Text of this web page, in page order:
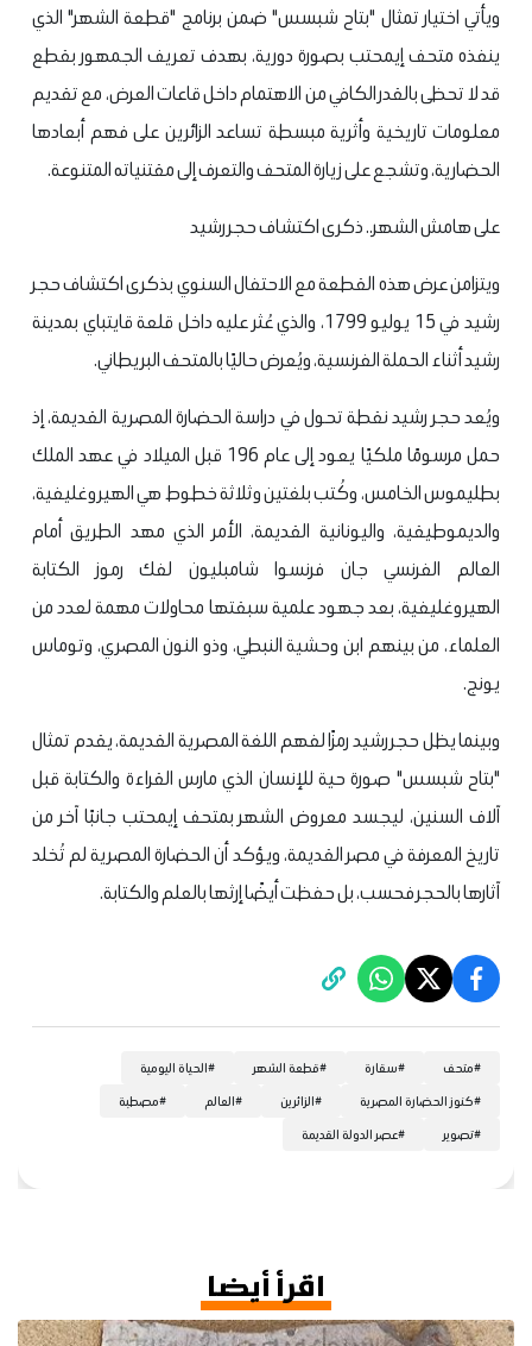
ويأتي اختيار تمثال "بتاح شبسس" ضمن برنامج "قطعة الشهر" الذي
ينفذه متحف إيمحتب بصورة دورية، بهدف تعريف الجمهور بقطع
قد لا تحظى بالقدر الكافي من الاهتمام داخل قاعات العرض، مع تقديم
معلومات تاريخية وأثرية مبسطة تساعد الزائرين على فهم أبعادها
الحضارية، وتشجع على زيارة المتحف والتعرف إلى مقتنياته المتنوعة.
على هامش الشهر.. ذكرى اكتشاف حجر رشيد
ويتزامن عرض هذه القطعة مع الاحتفال السنوي بذكرى اكتشاف حجر
رشيد في 15 يوليو 1799، والذي عُثر عليه داخل قلعة قايتباي بمدينة
رشيد أثناء الحملة الفرنسية، ويُعرض حاليًا بالمتحف البريطاني.
ويُعد حجر رشيد نقطة تحول في دراسة الحضارة المصرية القديمة، إذ
حمل مرسومًا ملكيًا يعود إلى عام 196 قبل الميلاد في عهد الملك
بطليموس الخامس، وكُتب بلغتين وثلاثة خطوط هي الهيروغليفية،
والديموطيقية، واليونانية القديمة، الأمر الذي مهد الطريق أمام
العالم الفرنسي جان فرنسوا شامبليون لفك رموز الكتابة
الهيروغليفية، بعد جهود علمية سبقتها محاولات مهمة لعدد من
العلماء، من بينهم ابن وحشية النبطي، وذو النون المصري، وتوماس
يونج.
وبينما يظل حجر رشيد رمزًا لفهم اللغة المصرية القديمة، يقدم تمثال
"بتاح شبسس" صورة حية للإنسان الذي مارس القراءة والكتابة قبل
آلاف السنين، ليجسد معروض الشهر بمتحف إيمحتب جانبًا آخر من
تاريخ المعرفة في مصر القديمة، ويؤكد أن الحضارة المصرية لم تُخلد
آثارها بالحجر فحسب، بل حفظت أيضًا إرثها بالعلم والكتابة.
#متحف #سقارة #قطعة الشهر #الحياة اليومية
#كنوز الحضارة المصرية #الزائرين #العالم #مصطبة
#تصوير #عصر الدولة القديمة
اقرأ أيضا